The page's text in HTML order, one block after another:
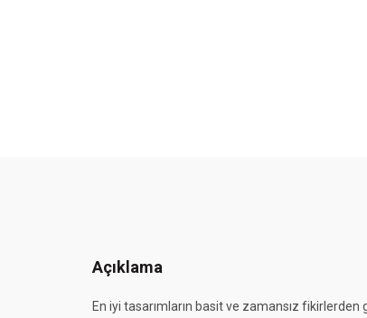
Açıklama
En iyi tasarımların basit ve zamansız